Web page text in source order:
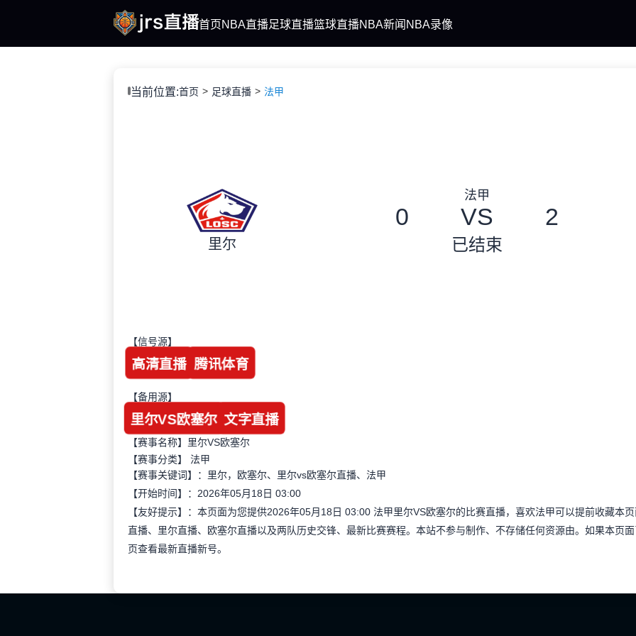
首页NBA直播足球直播篮球直播NBA新闻 NBA录像
当前位置:首页 足球直播 法甲
里尔
法甲
0 VS 2
已结束
【信号源】
高清直播 腾讯体育
【备用源】
里尔VS欧塞尔 文字直播
【赛事名称】里尔VS欧塞尔
【赛事分类】 法甲
【赛事关键词】：里尔，欧塞尔、里尔vs欧塞尔直播、法甲
【开始时间】：2026年05月18日 03:00
【友好提示】：本页面为您提供2026年05月18日 03:00 法甲里尔VS欧塞尔的比赛直播，喜欢法甲可以提前收藏本
直播、里尔直播、欧塞尔直播以及两队历史交锋、最新比赛赛程。本站不参与制作、不存储任何资源由。如果本页
页查看最新直播新号。